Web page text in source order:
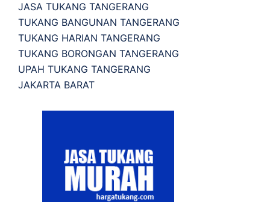
JASA TUKANG TANGERANG
TUKANG BANGUNAN TANGERANG
TUKANG HARIAN TANGERANG
TUKANG BORONGAN TANGERANG
UPAH TUKANG TANGERANG
JAKARTA BARAT